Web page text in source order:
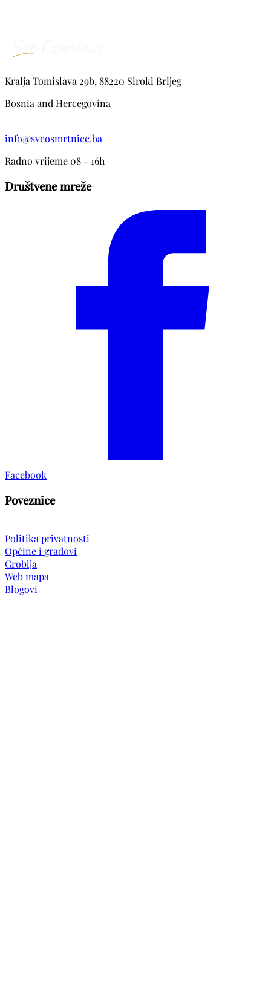
Kralja Tomislava 29b, 88220 Siroki Brijeg
Bosnia and Hercegovina
info@sveosmrtnice.ba
Radno vrijeme 08 - 16h
Društvene mreže
Facebook
Poveznice
Politika privatnosti
Općine i gradovi
Groblja
Web mapa
Blogovi